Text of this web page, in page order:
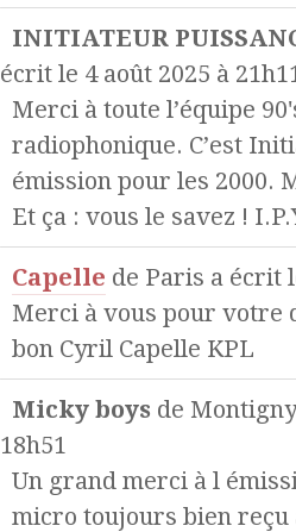
INITIATEUR
écrit le 4 août 2025 à
Merci à toute l’équipe
radiophonique. C’est
émission pour les 2000.
Et ça : vous le savez !
Capelle de Paris a écrit
Merci à vous pour votre
bon Cyril Capelle KPL
Micky boys de
18h51
Un grand merci à l
micro toujours bien reçu